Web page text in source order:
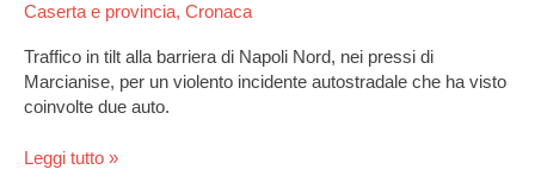
Caserta e provincia, Cronaca
Traffico in tilt alla barriera di Napoli Nord, nei pressi di
Marcianise, per un violento incidente autostradale che ha visto
coinvolte due auto.
Leggi tutto »